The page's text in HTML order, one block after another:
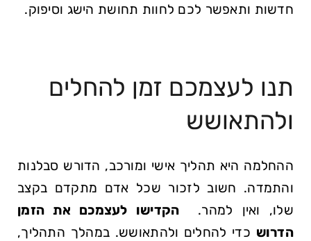
חדשות ותאפשר לכם לחוות תחושת הישג וסיפוק.
תנו לעצמכם זמן להחלים
ולהתאושש
ההחלמה היא תהליך אישי ⁢ומורכב, הדורש סבלנות
והתמדה. חשוב לזכור שכל אדם מתקדם בקצב
שלו, ואין למהר. ⁣ הקדישו​ לעצמכם את הזמן
הדרוש כדי להחלים ולהתאושש. במהלך⁣ התהליך,